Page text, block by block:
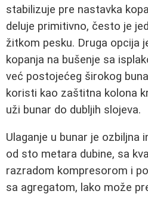
stabilizuje pre nastavka
deluje primitivno, često je
žitkom pesku. Druga opcija
kopanja na bušenje sa
već postojećeg širokog
koristi kao zaštitna kolona
uži bunar do dubljih slojeva.
Ulaganje u bunar je ozbiljna
od sto metara dubine, sa
razradom kompresorom i
sa agregatom, lako može